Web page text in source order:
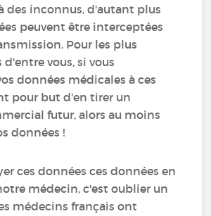
des inconnus, d'autant plus
peuvent être interceptées
Pour les plus
vous, si vous
données médicales à ces
pour but d'en tirer un
futur, alors au moins
données !
ces données ces données en
médecin, c'est oublier un
médecins français ont